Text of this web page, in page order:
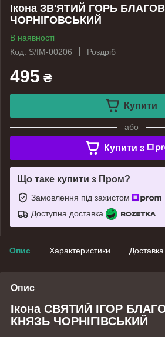
Ікона ЗВ'ЯТИЙ ГОРЬ
ЧОРНІГОВСЬКИЙ
В наявності
Код: S/IM-00206
Роздріб
495 ₴
Купити
або
Купити з
Що таке купити з Пром?
Замовлення під захистом
Доступна доставка
Опис Характеристики Доставка
Опис
Ікона СВЯТИЙ ІГОР
КНЯЗЬ ЧОРНІГІВСЬКИЙ